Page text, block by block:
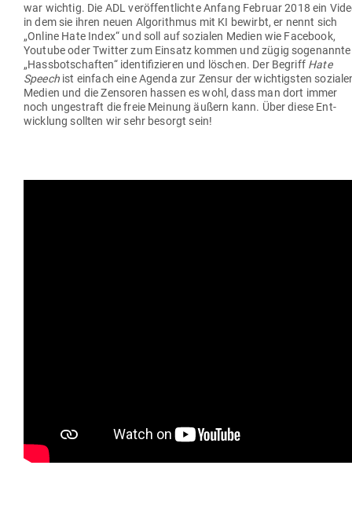
war wichtig. Die ADL ver­öf­fent­lichte Anfang Februar 2018 ein
in dem sie ihren neuen Algo­rithmus mit KI bewirbt, er nennt sich
„Online Hate Index“ und soll auf sozialen Medien wie Facebook,
Youtube oder Twitter zum Einsatz kommen und zügig soge­nannte
„Hass­bot­schaften“ iden­ti­fi­zieren und löschen. Der Begriff Hate
Speechist einfach eine Agenda zur Zensur der wich­tigsten
Medien und die Zen­soren hassen es wohl, dass man dort immer
noch unge­straft die freie Meinung äußern kann. Über diese Ent­
wicklung sollten wir sehr besorgt sein!